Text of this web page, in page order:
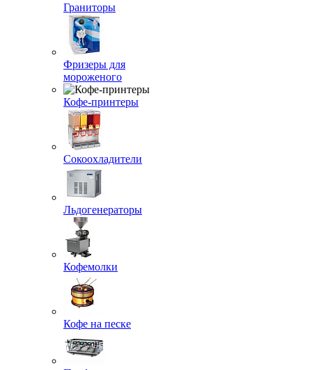
Граниторы
Фризеры для
мороженого
Кофе-принтеры
Сокоохладители
Льдогенераторы
Кофемолки
Кофе на песке